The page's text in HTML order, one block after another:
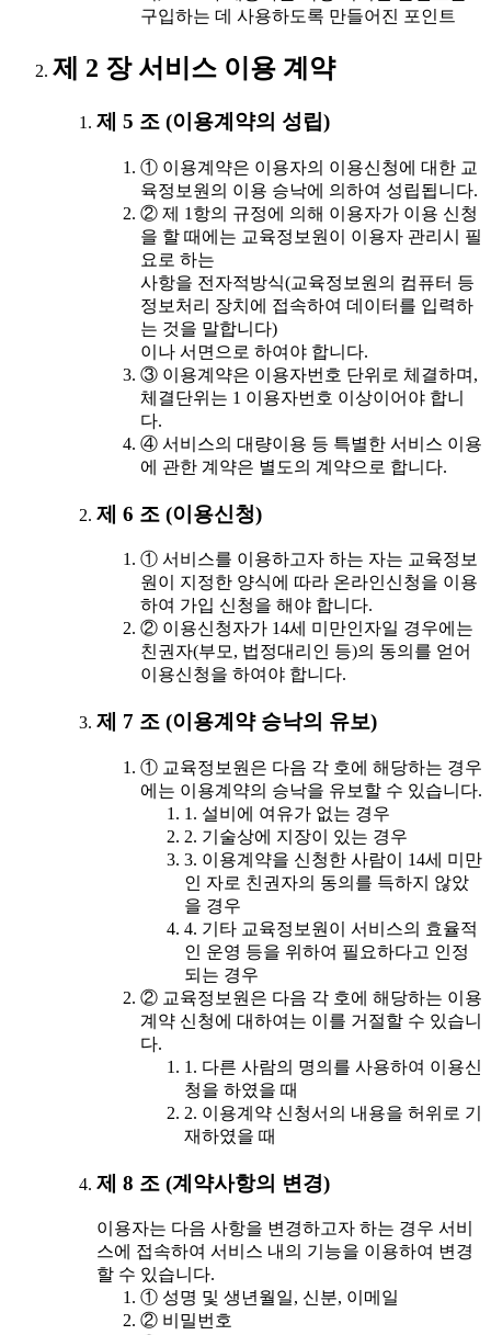
구입하는 데 사용하도록 만들어진 포인트
제 2 장 서비스 이용 계약
제 5 조 (이용계약의 성립)
① 이용계약은 이용자의 이용신청에 대한 교
육정보원의 이용 승낙에 의하여 성립됩니다.
② 제 1항의 규정에 의해 이용자가 이용 신청
을 할 때에는 교육정보원이 이용자 관리시 필
요로 하는
사항을 전자적방식(교육정보원의 컴퓨터 등
정보처리 장치에 접속하여 데이터를 입력하
는 것을 말합니다)
이나 서면으로 하여야 합니다.
③ 이용계약은 이용자번호 단위로 체결하며,
체결단위는 1 이용자번호 이상이어야 합니
다.
④ 서비스의 대량이용 등 특별한 서비스 이용
에 관한 계약은 별도의 계약으로 합니다.
제 6 조 (이용신청)
① 서비스를 이용하고자 하는 자는 교육정보
원이 지정한 양식에 따라 온라인신청을 이용
하여 가입 신청을 해야 합니다.
② 이용신청자가 14세 미만인자일 경우에는
친권자(부모, 법정대리인 등)의 동의를 얻어
이용신청을 하여야 합니다.
제 7 조 (이용계약 승낙의 유보)
① 교육정보원은 다음 각 호에 해당하는 경우
에는 이용계약의 승낙을 유보할 수 있습니다.
1. 설비에 여유가 없는 경우
2. 기술상에 지장이 있는 경우
3. 이용계약을 신청한 사람이 14세 미만
인 자로 친권자의 동의를 득하지 않았
을 경우
4. 기타 교육정보원이 서비스의 효율적
인 운영 등을 위하여 필요하다고 인정
되는 경우
② 교육정보원은 다음 각 호에 해당하는 이용
계약 신청에 대하여는 이를 거절할 수 있습니
다.
1. 다른 사람의 명의를 사용하여 이용신
청을 하였을 때
2. 이용계약 신청서의 내용을 허위로 기
재하였을 때
제 8 조 (계약사항의 변경)
이용자는 다음 사항을 변경하고자 하는 경우 서비
스에 접속하여 서비스 내의 기능을 이용하여 변경
할 수 있습니다.
① 성명 및 생년월일, 신분, 이메일
② 비밀번호